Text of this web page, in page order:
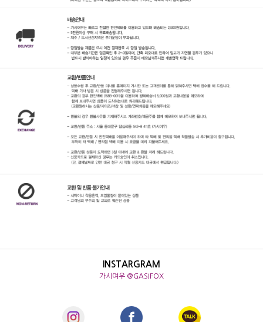
INSTARGRAM
가시여우 @GASIFOX